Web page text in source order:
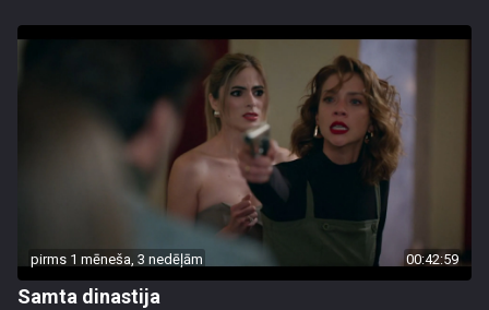
pirms 1 mēneša, 3 nedēļām 00:42:59
Samta dinastija